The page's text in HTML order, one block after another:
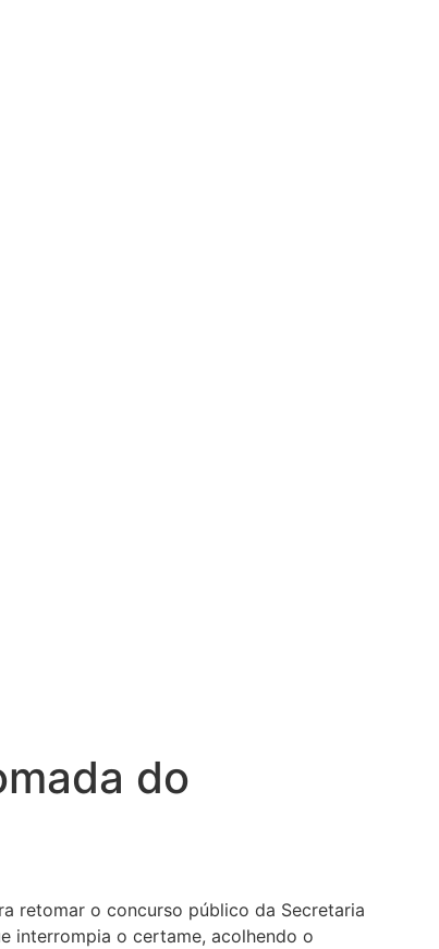
do
retomar o concurso público da Secretaria
interrompia o certame, acolhendo o